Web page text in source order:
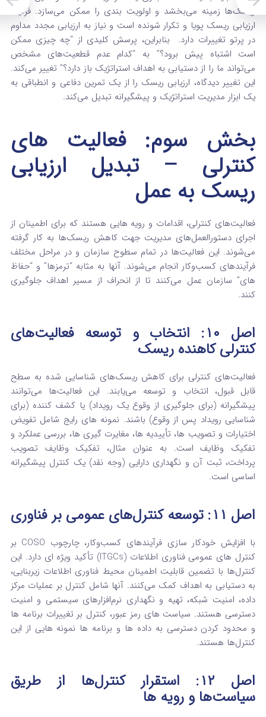
ریسک‌ها زمینه می‌بخشد و اولویت‌ بندی را ممکن می‌سازد.فرآیند
ارزیابی ریسک پویا و تکرار شونده است و نیاز به ارزیابی مجدد مداوم
در پرتو تغییرات دارد.
بنابراین، پرسش کلیدی از “چه چیزی ممکن
است اشتباه پیش برود؟” به “کدام عدم قطعیت‌های مشخص
می‌تواند ما را از دستیابی به اهداف استراتژیک باز دارد؟” تغییر می‌کند.
این تغییر دیدگاه، ارزیابی ریسک را از یک تمرین دفاعی و انطباقی به
یک ابزار مدیریت استراتژیک و پیشگیرانه تبدیل می‌کند.
بخش سوم: فعالیت‌ های
کنترلی – تبدیل ارزیابی
ریسک به عمل
فعالیت‌های کنترلی، اقدامات و رویه‌ هایی هستند که برای اطمینان از
اجرای دستورالعمل‌های مدیریت جهت کاهش ریسک‌ها به کار گرفته
می‌شوند. این فعالیت‌ها در تمام سطوح سازمان و در مراحل مختلف
فرآیندهای کسب‌وکار انجام می‌شوند. آنها به مثابه “ترمزها” و “حفاظ‌
های” سازمان عمل می‌کنند تا از انحراف از مسیر اهداف جلوگیری
کنند.
اصل ۱۰: انتخاب و توسعه فعالیت‌های
کنترلی کاهنده ریسک
فعالیت‌های کنترلی برای کاهش ریسک‌های شناسایی‌ شده به سطح
قابل قبول، انتخاب و توسعه می‌یابند. این فعالیت‌ها می‌توانند
پیشگیرانه (برای جلوگیری از وقوع یک رویداد) یا کشف‌ کننده (برای
شناسایی رویداد پس از وقوع) باشند. نمونه‌ های رایج شامل تفویض
اختیارات و تصویب‌ ها، تأییدیه‌ ها، مغایرت‌ گیری‌ ها، بررسی عملکرد و
تفکیک وظایف است. به عنوان مثال، تفکیک وظایف تصویب
پرداخت، ثبت آن و نگهداری دارایی (وجه نقد) یک کنترل پیشگیرانه
اساسی است.
اصل ۱۱: توسعه کنترل‌های عمومی بر فناوری
با افزایش خودکار سازی فرآیندهای کسب‌وکار، چارچوب COSO بر
کنترل‌ های عمومی فناوری اطلاعات (ITGCs) تأکید ویژه‌ ای دارد.
این
کنترل‌ها با تضمین قابلیت اطمینان محیط فناوری اطلاعات زیربنایی،
به دستیابی به اهداف کمک می‌کنند. آنها شامل کنترل بر عملیات مرکز
داده، امنیت شبکه، تهیه و نگهداری نرم‌افزارهای سیستمی و امنیت
دسترسی هستند. سیاست‌ های رمز عبور، کنترل بر تغییرات برنامه‌ ها
و محدود کردن دسترسی به داده‌ ها و برنامه‌ ها نمونه‌ هایی از این
کنترل‌ها هستند.
اصل ۱۲: استقرار کنترل‌ها از طریق
سیاست‌ها و رویه‌ ها